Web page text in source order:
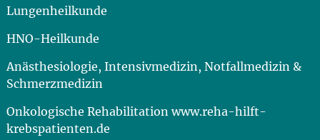
Lungenheilkunde
HNO-Heilkunde
Anästhesiologie, Intensivmedizin, Notfallmedizin &
Schmerzmedizin
Onkologische Rehabilitation www.reha-hilft-
krebspatienten.de